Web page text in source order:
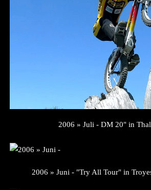
2006 » Juli - DM 20" in
2006 » Juni - "Try All Tour" in